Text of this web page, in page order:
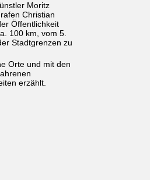
Moritz
Christian
Öffentlichkeit
100 km, vom 5.
Stadtgrenzen zu
Orte und mit den
erzählt.